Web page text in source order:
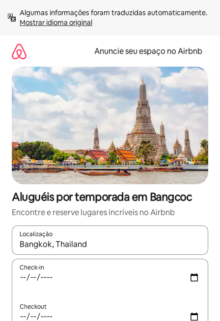
para
Mostrar idioma original
Anuncie seu espaço no Airbnb
Aluguéis por temporada em Bangcoc
Encontre e reserve lugares incríveis no Airbnb
Localização
Quando os resultados estiverem disponíveis, explore-os
Check-in
Checkout